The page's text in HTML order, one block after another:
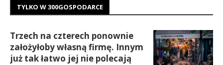
TYLKO W 300GOSPODARCE
Trzech na czterech ponownie
założyłoby własną firmę. Innym
już tak łatwo jej nie polecają